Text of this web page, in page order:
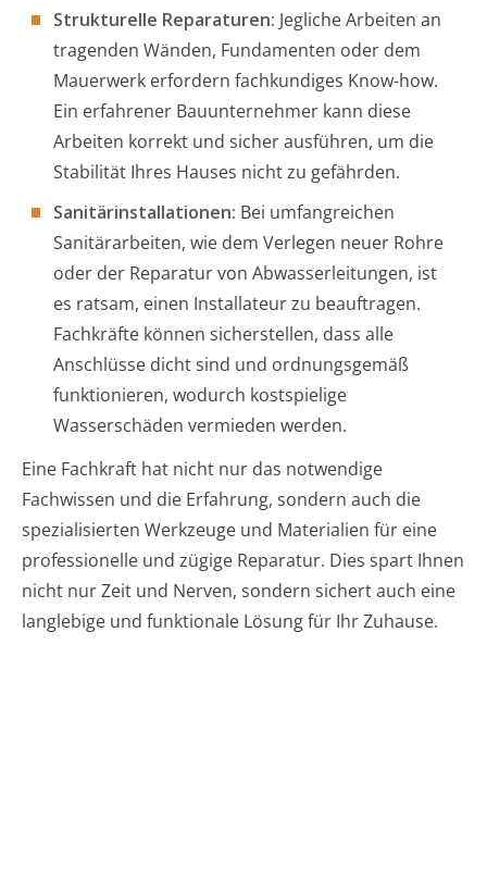
Strukturelle Reparaturen: Jegliche Arbeiten an
tragenden Wänden, Fundamenten oder dem
Mauerwerk erfordern fachkundiges Know-how.
Ein erfahrener Bauunternehmer kann diese
Arbeiten korrekt und sicher ausführen, um die
Stabilität Ihres Hauses nicht zu gefährden.
Sanitärinstallationen: Bei umfangreichen
Sanitärarbeiten, wie dem Verlegen neuer Rohre
oder der Reparatur von Abwasserleitungen, ist
es ratsam, einen Installateur zu beauftragen.
Fachkräfte können sicherstellen, dass alle
Anschlüsse dicht sind und ordnungsgemäß
funktionieren, wodurch kostspielige
Wasserschäden vermieden werden.
Eine Fachkraft hat nicht nur das notwendige
Fachwissen und die Erfahrung, sondern auch die
spezialisierten Werkzeuge und Materialien für eine
professionelle und zügige Reparatur. Dies spart Ihnen
nicht nur Zeit und Nerven, sondern sichert auch eine
langlebige und funktionale Lösung für Ihr Zuhause.